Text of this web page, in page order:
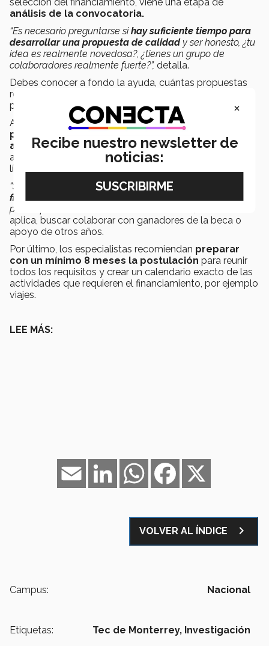
selección del financiamiento, viene una etapa de
análisis de la convocatoria.
“Es necesario preguntarse sihay suficiente tiempo para
desarrollar una propuesta de calidady ser honesto, ¿tu
idea es realmente novedosa?, ¿tienes un grupo de
colaboradores realmente fuerte?”, detalla.
Debes conocer a fondo la ayuda, cuántas propuestas
recibe y cuántas financia, esto te permitirá tener un
promedio de éxito esperado.
Algunos de los consejos para esta etapa son:
proyectos ganadores en convocatorias
anteriores del apoyo o becay buscar la temática
abordada, institución ganadora, perfil del investigador
líder y perfil del consorcio o colaboradores.
“Si los datos son abiertos es vital revisar el
financiamiento
por la que se suele inclinar la convocatoria”,
aplica, buscar colaborar con ganadores de la beca o
apoyo de otros años.
Por último, los especialistas recomiendan preparar
con un mínimo 8 meses la postulación para reunir
todos los requisitos y crear un calendario exacto de las
actividades que requieren el financiamiento, por ejemplo
viajes.
LEE MÁS:
Facebook
WhatsApp
LinkedIn
Email
VOLVER AL ÍNDICE navigate_next
Campus: Nacional
Etiquetas: Tec de Monterrey, Investigación
×
Recibe nuestro newsletter de
noticias: